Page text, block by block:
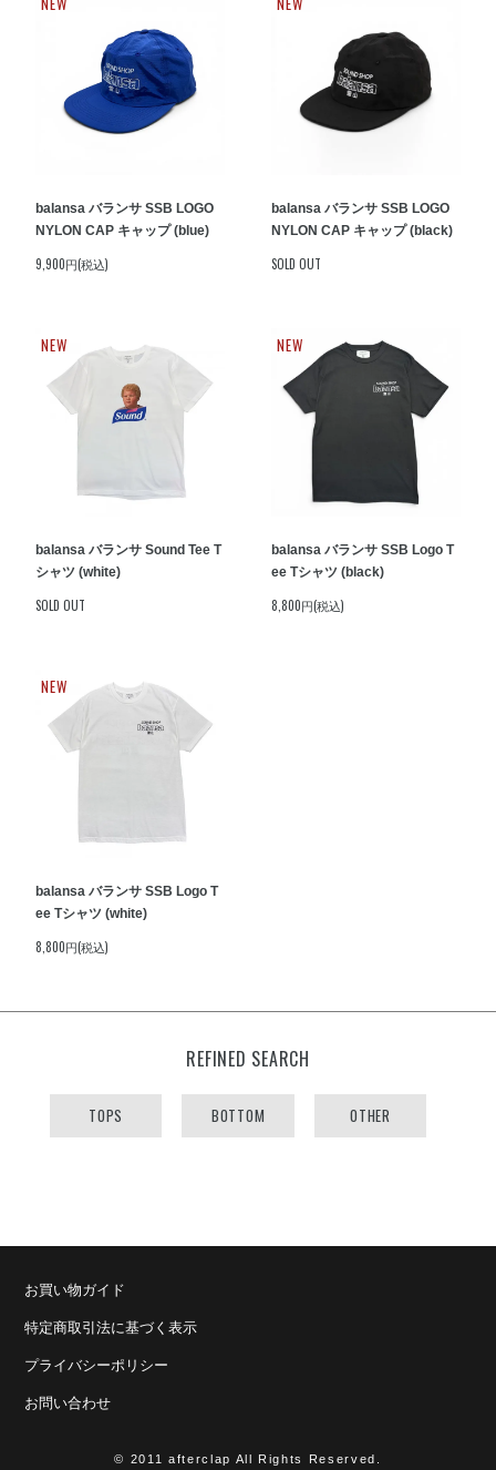
balansa バランサ SSB LOGO
NYLON CAP キャップ (blue)
9,900円(税込)
balansa バランサ SSB LOGO
NYLON CAP キャップ (black)
SOLD OUT
NEW
balansa バランサ Sound Tee T
シャツ (white)
SOLD OUT
NEW
balansa バランサ SSB Logo T
ee Tシャツ (black)
8,800円(税込)
NEW
balansa バランサ SSB Logo T
ee Tシャツ (white)
8,800円(税込)
REFINED SEARCH
TOPS BOTTOM OTHER
お買い物ガイド
特定商取引法に基づく表示
プライバシーポリシー
お問い合わせ
© 2011 afterclap All Rights Reserved.